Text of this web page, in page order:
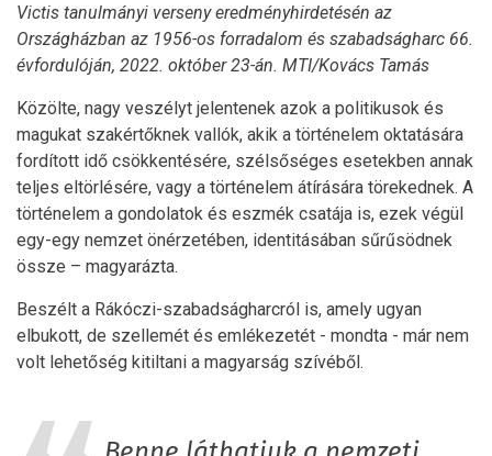
Victis tanulmányi verseny eredményhirdetésén az
Országházban az 1956-os forradalom és szabadságharc 66.
évfordulóján, 2022. október 23-án. MTI/Kovács Tamás
Közölte, nagy veszélyt jelentenek azok a politikusok és
magukat szakértőknek vallók, akik a történelem oktatására
fordított idő csökkentésére, szélsőséges esetekben annak
teljes eltörlésére, vagy a történelem átírására törekednek. A
történelem a gondolatok és eszmék csatája is, ezek végül
egy-egy nemzet önérzetében, identitásában sűrűsödnek
össze – magyarázta.
Beszélt a Rákóczi-szabadságharcról is, amely ugyan
elbukott, de szellemét és emlékezetét - mondta - már nem
volt lehetőség kitiltani a magyarság szívéből.